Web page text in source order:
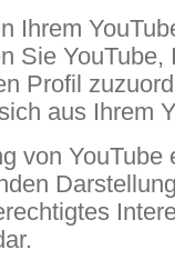
Ihrem
Sie
Profil
aus Ihrem
von